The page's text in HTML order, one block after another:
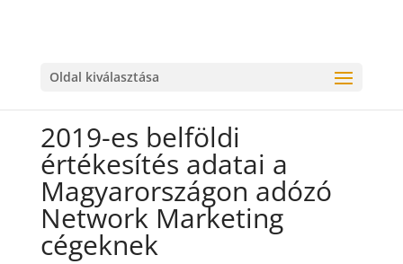
Oldal kiválasztása
2019-es belföldi
értékesítés adatai a
Magyarországon adózó
Network Marketing
cégeknek